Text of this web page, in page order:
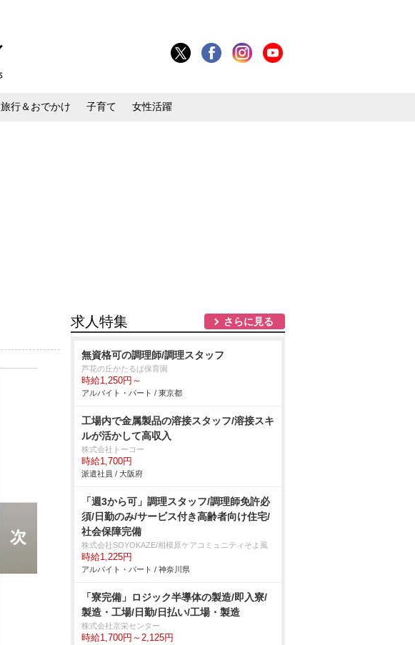
旅行＆おでかけ 子育て 女性活躍
求人特集 さらに見る
無資格可の調理師/調理スタッフ
芦花の丘かたるぱ保育園
時給1,250円～
アルバイト・パート / 東京都
工場内で金属製品の溶接スタッフ/溶接スキ
ルが活かして高収入
株式会社トーコー
時給1,700円
派遣社員 / 大阪府
「週3から可」調理スタッフ/調理師免許必
須/日勤のみ/サービス付き高齢者向け住宅/
社会保障完備
株式会社SOYOKAZE/相模原ケアコミュニティそよ風
時給1,225円
アルバイト・パート / 神奈川県
「寮完備」ロジック半導体の製造/即入寮/
製造・工場/日勤/日払い/工場・製造
株式会社京栄センター
時給1,700円～2,125円